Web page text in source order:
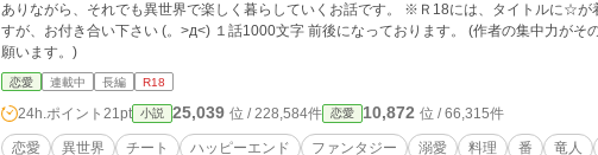
ありながら、それでも異世界で楽しく暮らしていくお話です。 ※Ｒ18には、タイトルに☆が着きます。 Ｒ18がねちっこいかと思いま
すが、お付き合い下さい (。>д<) １話1000文字 前後になっております。 (作者の集中力がそのラインがギリギリな為… (ノд<)ご容赦
願います。)
恋愛 連載中 長編 R18
24h.ポイント 21pt 小説 25,039 位 / 228,584件 恋愛 10,872 位 / 66,315件
恋愛 異世界 チート ハッピーエンド ファンタジー 溺愛 料理 番 竜人